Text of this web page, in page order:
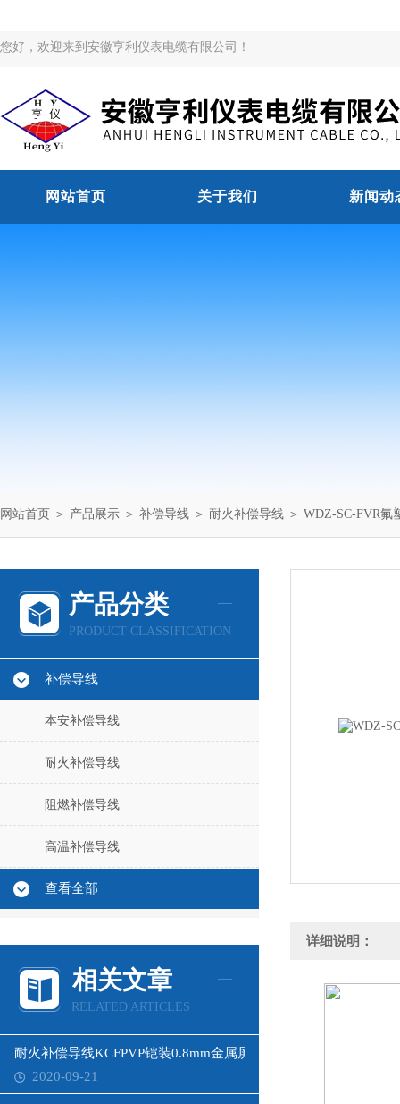
您好，欢迎来到安徽亨利仪表电缆有限公司！
网站首页 关于我们 新闻动
网站首页 ＞ 产品展示 ＞ 补偿导线 ＞ 耐火补偿导线 ＞ WDZ-SC-FVR氟
产品分类
PRODUCT CLASSIFICATION
补偿导线
本安补偿导线
耐火补偿导线
阻燃补偿导线
高温补偿导线
查看全部
相关文章
RELATED ARTICLES
耐火补偿导线KCFPVP铠装0.8mm金属屏蔽层
2020-09-21
详细说明：